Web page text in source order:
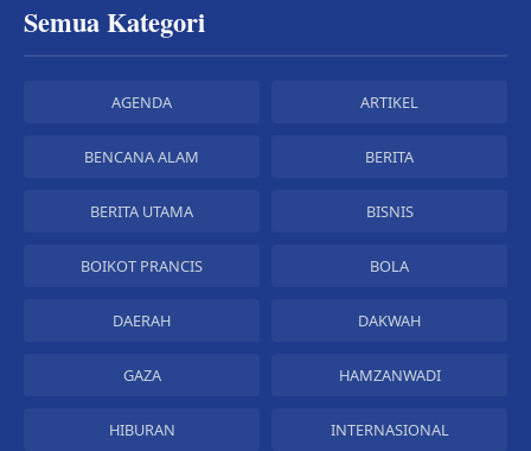
Semua Kategori
AGENDA ARTIKEL
BENCANA ALAM BERITA
BERITA UTAMA BISNIS
BOIKOT PRANCIS BOLA
DAERAH DAKWAH
GAZA HAMZANWADI
HIBURAN INTERNASIONAL